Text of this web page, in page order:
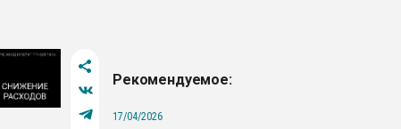
Рекомендуемое:
17/04/2026